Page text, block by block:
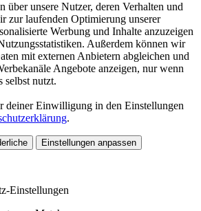
über unsere Nutzer, deren Verhalten und
zur laufenden Optimierung unserer
Werbung und Inhalte anzuzeigen
Außerdem können wir
mit externen Anbietern abgleichen und
Angebote anzeigen, nur wenn
selbst nutzt.
deiner Einwilligung in den Einstellungen
.
Einstellungen anpassen
Einstellungen